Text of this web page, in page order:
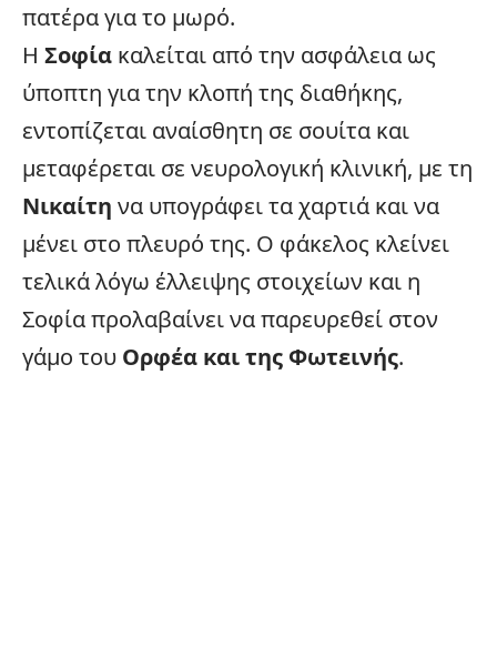
πατέρα για το μωρό.
Η Σοφία καλείται από την ασφάλεια ως
ύποπτη για την κλοπή της διαθήκης,
εντοπίζεται αναίσθητη σε σουίτα και
μεταφέρεται σε νευρολογική κλινική, με τη
Νικαίτη να υπογράφει τα χαρτιά και να
μένει στο πλευρό της. Ο φάκελος κλείνει
τελικά λόγω έλλειψης στοιχείων και η
Σοφία προλαβαίνει να παρευρεθεί στον
γάμο του Ορφέα και της Φωτεινής.